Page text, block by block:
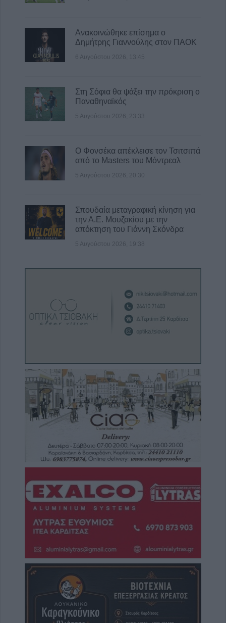
Ανακοινώθηκε επίσημα ο
Δημήτρης Γιαννούλης στον ΠΑΟΚ
6 Αυγούστου 2026, 13:45
Στη Σόφια θα ψάξει την πρόκριση ο
Παναθηναϊκός
5 Αυγούστου 2026, 23:33
Ο Φονσέκα απέκλεισε τον Τσιτσιπά
από το Masters του Μόντρεαλ
5 Αυγούστου 2026, 20:30
Σπουδαία μεταγραφική κίνηση για
την Α.Ε. Μουζακίου με την
απόκτηση του Γιάννη Σκόνδρα
5 Αυγούστου 2026, 19:38